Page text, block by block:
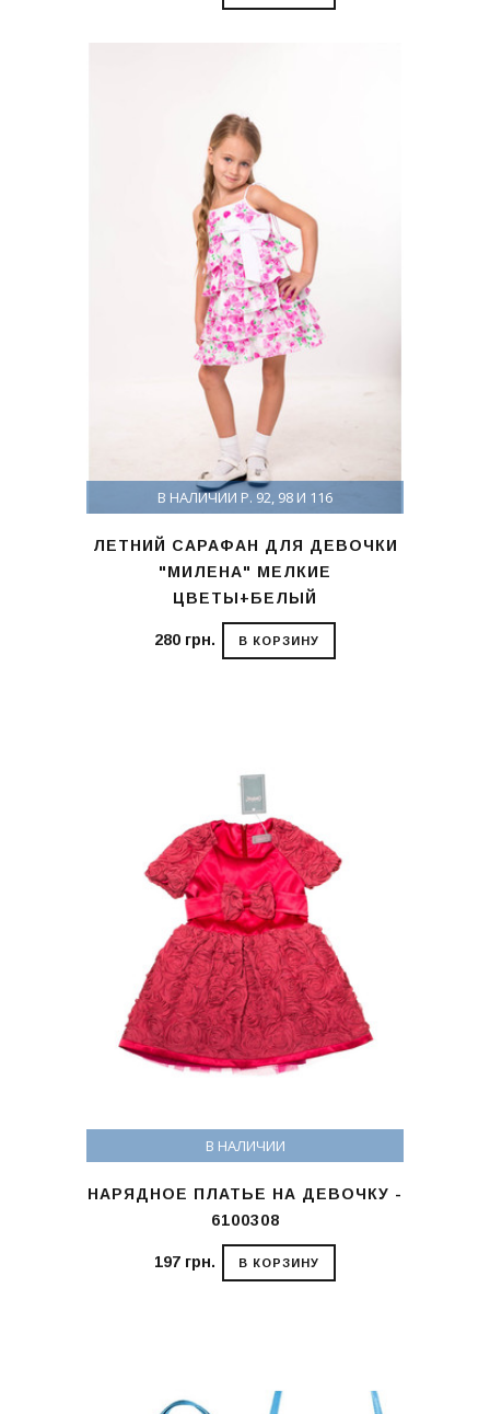
В НАЛИЧИИ Р. 92, 98 И 116
ЛЕТНИЙ САРАФАН ДЛЯ ДЕВОЧКИ
"МИЛЕНА" МЕЛКИЕ
ЦВЕТЫ+БЕЛЫЙ
280 грн. В КОРЗИНУ
В НАЛИЧИИ
НАРЯДНОЕ ПЛАТЬЕ НА ДЕВОЧКУ -
6100308
197 грн. В КОРЗИНУ